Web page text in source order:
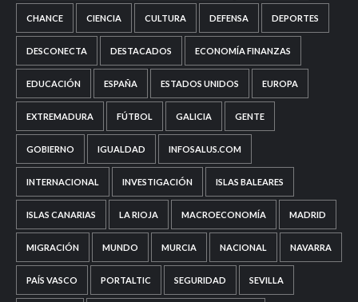
CHANCE CIENCIA CULTURA DEFENSA DEPORTES
DESCONECTA DESTACADOS ECONOMÍA FINANZAS
EDUCACIÓN ESPAÑA ESTADOS UNIDOS EUROPA
EXTREMADURA FÚTBOL GALICIA GENTE
GOBIERNO IGUALDAD INFOSALUS.COM
INTERNACIONAL INVESTIGACIÓN ISLAS BALEARES
ISLAS CANARIAS LA RIOJA MACROECONOMÍA MADRID
MIGRACIÓN MUNDO MURCIA NACIONAL NAVARRA
PAÍS VASCO PORTALTIC SEGURIDAD SEVILLA